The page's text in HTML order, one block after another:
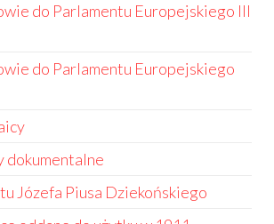
do Parlamentu Europejskiego III
do Parlamentu Europejskiego
dokumentalne
Józefa Piusa Dziekońskiego